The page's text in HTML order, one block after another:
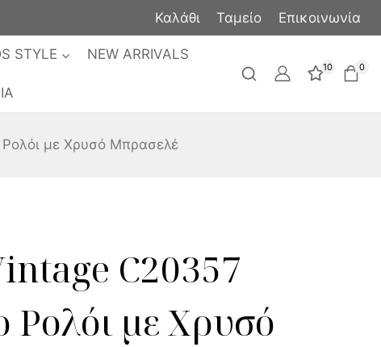
Καλάθι Ταμείο Επικοινωνία
STYLE NEW ARRIVALS
10 0
Ρολόι με Χρυσό Μπρασελέ
C20357
Ρολόι με Χρυσό